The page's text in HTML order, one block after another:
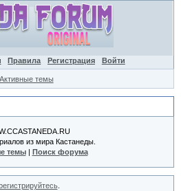
Правила Регистрация Войти
Активные темы
из мира Кастанеды.
темы| Поиск форума
.